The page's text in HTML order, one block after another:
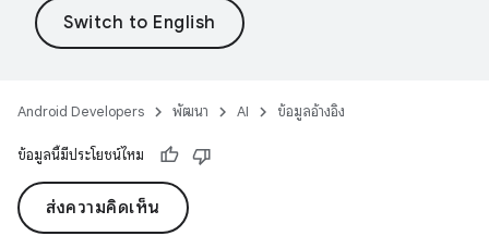
Android Developers พัฒนา AI ข้อมูลอ้างอิง
ข้อมูลนี้มีประโยชน์ไหม
ส่งความคิดเห็น